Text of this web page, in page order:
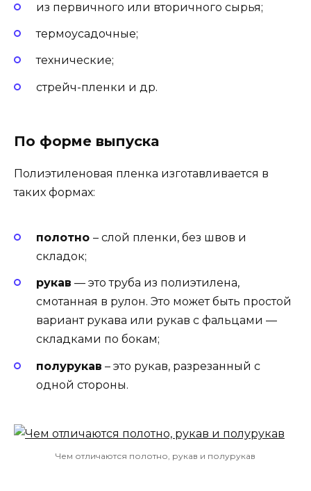
из первичного или вторичного сырья;
термоусадочные;
технические;
стрейч-пленки и др.
По форме выпуска
Полиэтиленовая пленка изготавливается в
таких формах:
полотно – слой пленки, без швов и
складок;
рукав — это труба из полиэтилена,
смотанная в рулон. Это может быть простой
вариант рукава или рукав с фальцами —
складками по бокам;
полурукав – это рукав, разрезанный с
одной стороны.
Чем отличаются полотно, рукав и полурукав